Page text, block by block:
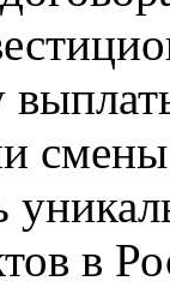
смены
в